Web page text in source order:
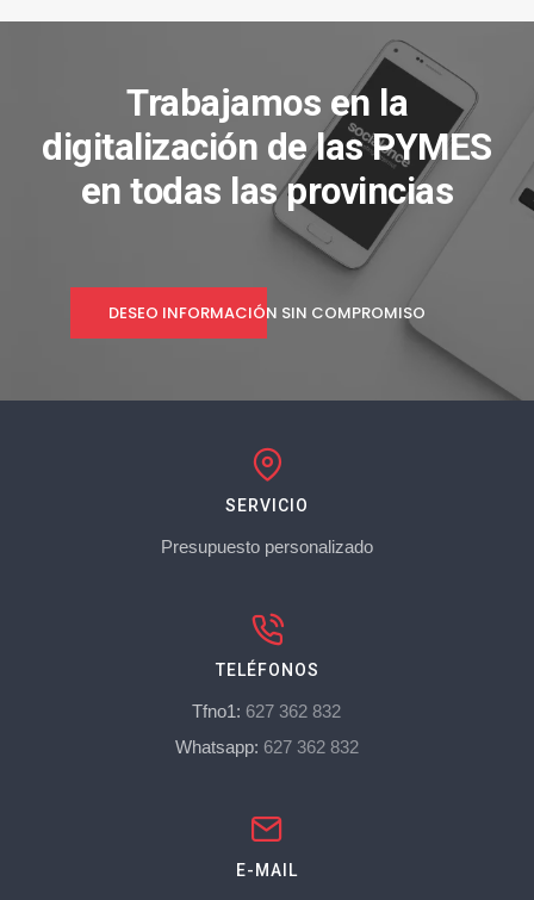
Trabajamos en la
digitalización de las PYMES
en todas las provincias
DESEO INFORMACIÓN SIN COMPROMISO
SERVICIO
Presupuesto personalizado
TELÉFONOS
Tfno1: 627 362 832
Whatsapp: 627 362 832
E-MAIL